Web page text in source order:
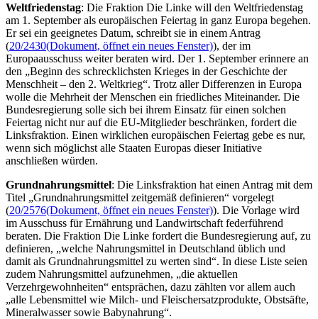
Weltfriedenstag: Die Fraktion Die Linke will den Weltfriedenstag
am 1. September als europäischen Feiertag in ganz Europa begehen.
Er sei ein geeignetes Datum, schreibt sie in einem Antrag
(20/2430(Dokument, öffnet ein neues Fenster)), der im
Europaausschuss weiter beraten wird. Der 1. September erinnere an
den „Beginn des schrecklichsten Krieges in der Geschichte der
Menschheit – den 2. Weltkrieg“. Trotz aller Differenzen in Europa
wolle die Mehrheit der Menschen ein friedliches Miteinander. Die
Bundesregierung solle sich bei ihrem Einsatz für einen solchen
Feiertag nicht nur auf die EU-Mitglieder beschränken, fordert die
Linksfraktion. Einen wirklichen europäischen Feiertag gebe es nur,
wenn sich möglichst alle Staaten Europas dieser Initiative
anschließen würden.
Grundnahrungsmittel: Die Linksfraktion hat einen Antrag mit dem
Titel „Grundnahrungsmittel zeitgemäß definieren“ vorgelegt
(20/2576(Dokument, öffnet ein neues Fenster)). Die Vorlage wird
im Ausschuss für Ernährung und Landwirtschaft federführend
beraten. Die Fraktion Die Linke fordert die Bundesregierung auf, zu
definieren, „welche Nahrungsmittel in Deutschland üblich und
damit als Grundnahrungsmittel zu werten sind“. In diese Liste seien
zudem Nahrungsmittel aufzunehmen, „die aktuellen
Verzehrgewohnheiten“ entsprächen, dazu zählten vor allem auch
„alle Lebensmittel wie Milch- und Fleischersatzprodukte, Obstsäfte,
Mineralwasser sowie Babynahrung“.